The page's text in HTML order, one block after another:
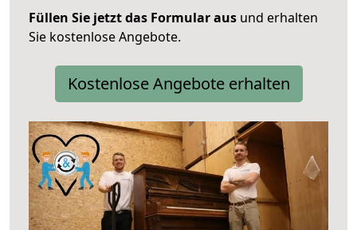
Füllen Sie jetzt das Formular aus und erhalten
Sie kostenlose Angebote.
Kostenlose Angebote erhalten